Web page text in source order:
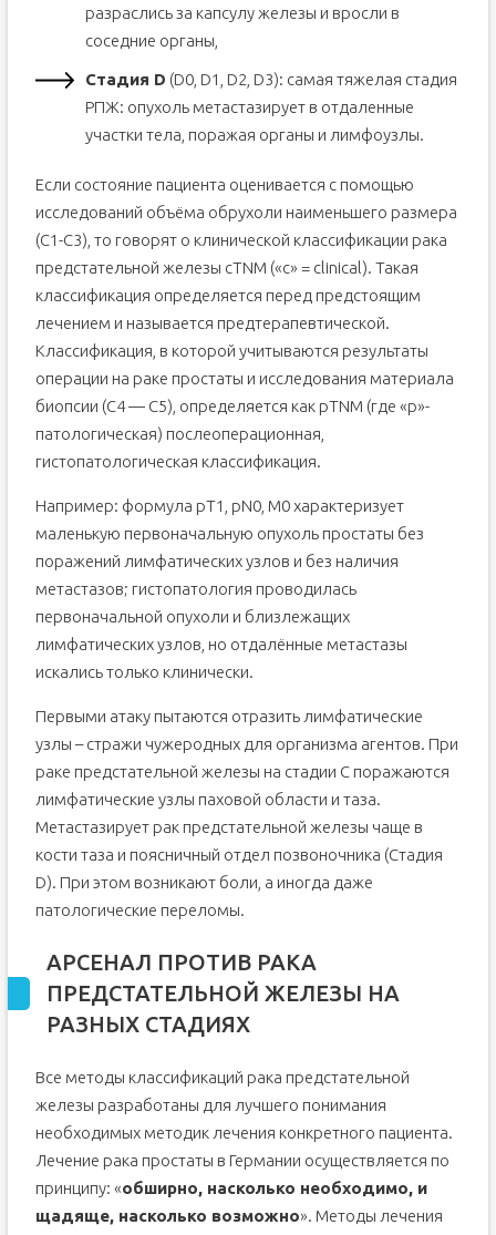
разраслись за капсулу железы и вросли в
соседние органы,
Стадия D (D0, D1, D2, D3): самая тяжелая стадия
РПЖ: опухоль метастазирует в отдаленные
участки тела, поражая органы и лимфоузлы.
Если состояние пациента оценивается с помощью
исследований объёма обрухоли наименьшего размера
(С1-С3), то говорят о клинической классификации рака
предстательной железы cTNM («c» = clinical). Такая
классификация определяется перед предстоящим
лечением и называется предтерапевтической.
Классификация, в которой учитываются результаты
операции на раке простаты и исследования материала
биопсии (С4 — С5), определяется как pTNM (где «р»-
патологическая) послеоперационная,
гистопатологическая классификация.
Например: формула pT1, pN0, M0 характеризует
маленькую первоначальную опухоль простаты без
поражений лимфатических узлов и без наличия
метастазов; гистопатология проводилась
первоначальной опухоли и близлежащих
лимфатических узлов, но отдалённые метастазы
искались только клинически.
Первыми атаку пытаются отразить лимфатические
узлы – стражи чужеродных для организма агентов. При
раке предстательной железы на стадии С поражаются
лимфатические узлы паховой области и таза.
Метастазирует рак предстательной железы чаще в
кости таза и поясничный отдел позвоночника (Стадия
D). При этом возникают боли, а иногда даже
патологические переломы.
АРСЕНАЛ ПРОТИВ РАКА
ПРЕДСТАТЕЛЬНОЙ ЖЕЛЕЗЫ НА
РАЗНЫХ СТАДИЯХ
Все методы классификаций рака предстательной
железы разработаны для лучшего понимания
необходимых методик лечения конкретного пациента.
Лечение рака простаты в Германии осуществляется по
принципу: «обширно, насколько необходимо, и
щадяще, насколько возможно». Методы лечения